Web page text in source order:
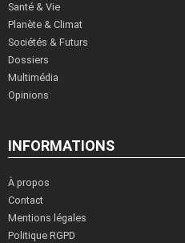
Santé & Vie
Planète & Climat
Sociétés & Futurs
Dossiers
Multimédia
Opinions
INFORMATIONS
À propos
Contact
Mentions légales
Politique RGPD